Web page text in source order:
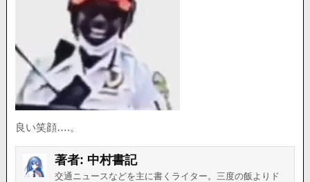
良い笑顔….。
著者: 中村書記
交通ニュースなどを主に書くライター。三度の飯よりド